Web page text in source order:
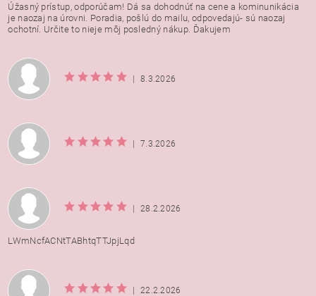
Úžasný prístup, odporúčam! Dá sa dohodnúť na cene a kominunikácia
je naozaj na úrovni. Poradia, pošlú do mailu, odpovedajú- sú naozaj
ochotní. Určite to nieje môj posledný nákup. Ďakujem
| 8.3.2026
| 7.3.2026
| 28.2.2026
LWmNcfACNtTABhtqTTJpjLqd
| 22.2.2026